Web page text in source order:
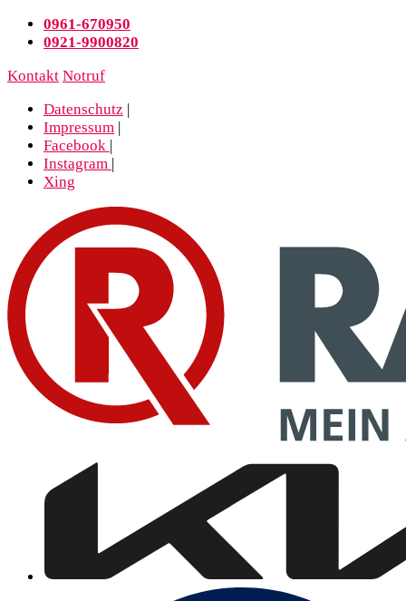
0961-670950
0921-9900820
Kontakt Notruf
Datenschutz |
Impressum |
Facebook |
Instagram |
Xing